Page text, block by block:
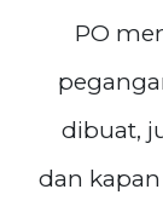
PO
dibuat,
dan